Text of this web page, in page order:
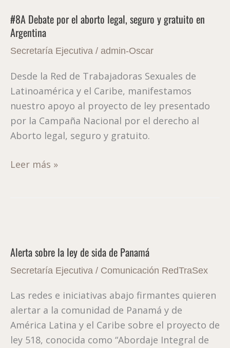
#8A Debate por el aborto legal, seguro y gratuito en
Argentina
Secretaría Ejecutiva / admin-Oscar
Desde la Red de Trabajadoras Sexuales de
Latinoamérica y el Caribe, manifestamos
nuestro apoyo al proyecto de ley presentado
por la Campaña Nacional por el derecho al
Aborto legal, seguro y gratuito.
por
el
aborto
seguro
y
gratuito
en
Argentina
Leer más »
Alerta sobre la ley de sida de Panamá
Secretaría Ejecutiva / Comunicación RedTraSex
Las redes e iniciativas abajo firmantes quieren
alertar a la comunidad de Panamá y de
América Latina y el Caribe sobre el proyecto de
ley 518, conocida como “Abordaje Integral de
la
ley
sida
de
Panamá